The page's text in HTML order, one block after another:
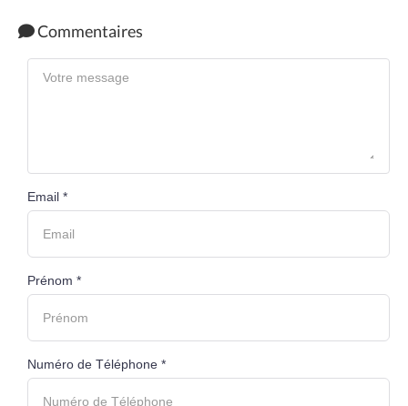
Commentaires
Email *
Prénom *
Numéro de Téléphone *